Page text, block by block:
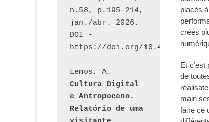
placés
créés
Et
de
main
faire ce
n.58, p.195-214,
jan./abr. 2026.
DOI -
https://doi.org/10.46391/
Cultura Digital
e Antropoceno.
Relatório de uma